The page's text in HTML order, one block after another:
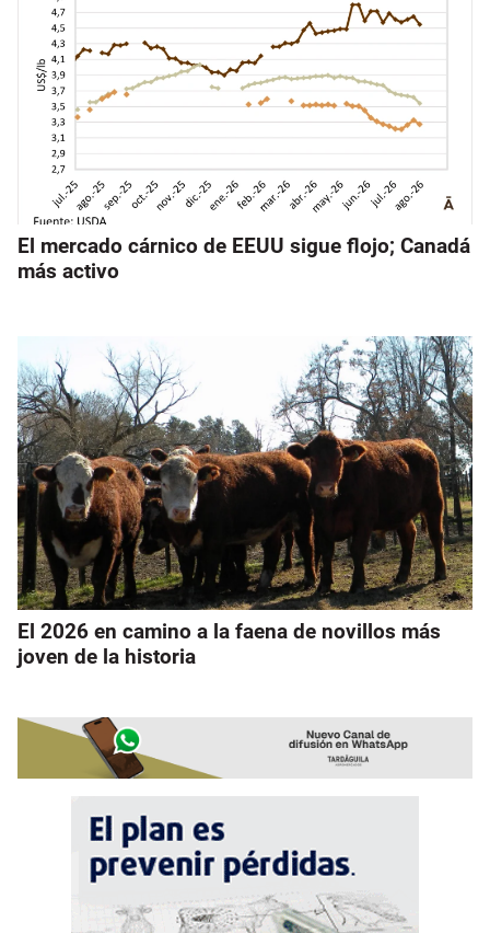
El mercado cárnico de EEUU sigue flojo; Canadá
más activo
El 2026 en camino a la faena de novillos más
joven de la historia